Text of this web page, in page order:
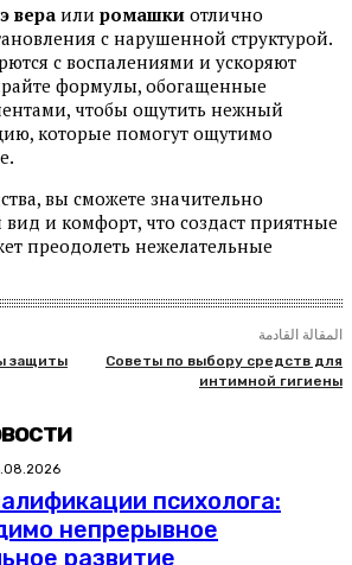
вераили ромашки отлично
с нарушенной структурой.
с воспалениями и ускоряют
формулы, обогащенные
чтобы ощутить нежный
которые помогут ощутимо
вы сможете значительно
и комфорт, что создаст приятные
преодолеть нежелательные
защиты
المقالة القادمة
Советы по выбору средств для
интимной гигиены
психолога:
непрерывное
развитие